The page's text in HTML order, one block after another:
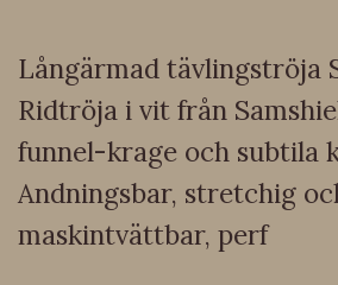
Långärmad tävlingströja
Ridtröja i vit från
funnel-krage och subtila
Andningsbar, stretchig
maskintvättbar, perf